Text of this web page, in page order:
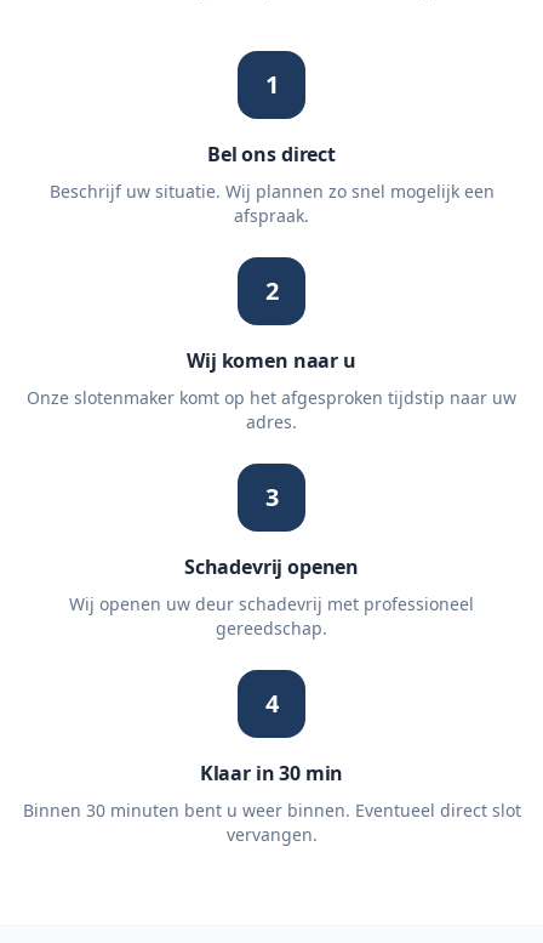
1
Bel ons direct
Beschrijf uw situatie. Wij plannen zo snel mogelijk een
afspraak.
2
Wij komen naar u
Onze slotenmaker komt op het afgesproken tijdstip naar uw
adres.
3
Schadevrij openen
Wij openen uw deur schadevrij met professioneel
gereedschap.
4
Klaar in 30 min
Binnen 30 minuten bent u weer binnen. Eventueel direct slot
vervangen.